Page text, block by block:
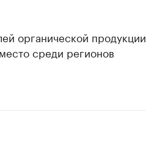
органической продукции
среди регионов